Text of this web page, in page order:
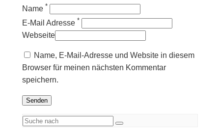
Name *
E-Mail Adresse *
Webseite
Name, E-Mail-Adresse und Website in diesem
Browser für meinen nächsten Kommentar
speichern.